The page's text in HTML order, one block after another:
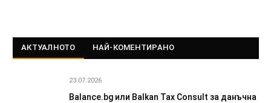
АКТУАЛНОТО НАЙ-КОМЕНТИРАНО
23.07.2026
Balance.bg или Balkan Tax Consult за данъчна